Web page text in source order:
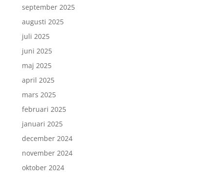
september 2025
augusti 2025
juli 2025
juni 2025
maj 2025
april 2025
mars 2025
februari 2025
januari 2025
december 2024
november 2024
oktober 2024